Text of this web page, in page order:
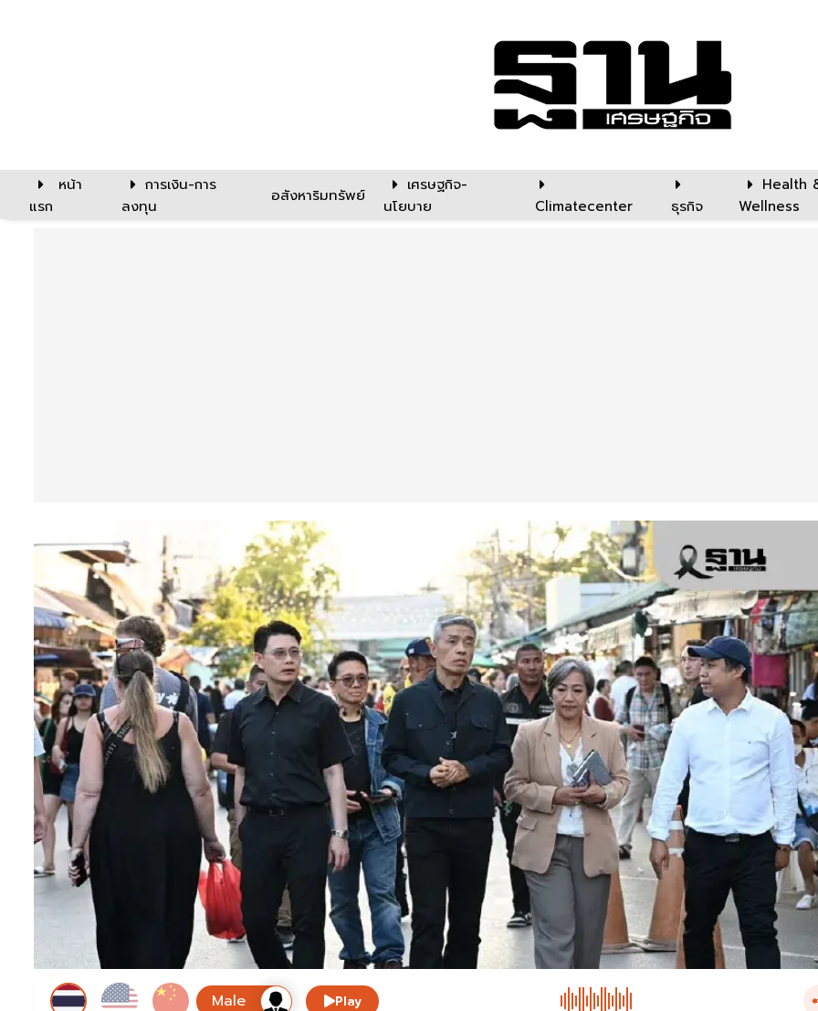
หน้า
แรก
การเงิน-การ
ลงทุน
อสังหาริมทรัพย์
เศรษฐกิจ-
นโยบาย
Climatecenter ธุรกิจ
Health
Wellness
Play